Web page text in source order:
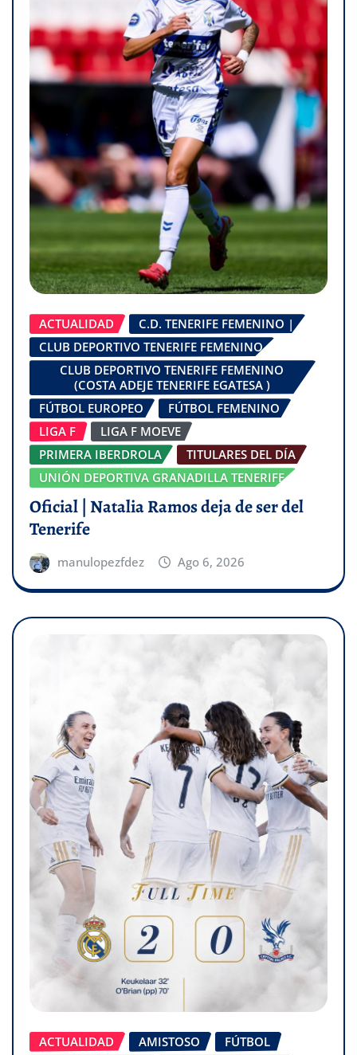
ACTUALIDAD
C.D. TENERIFE FEMENINO |
CLUB DEPORTIVO TENERIFE FEMENINO
CLUB DEPORTIVO TENERIFE FEMENINO
(COSTA ADEJE TENERIFE EGATESA )
FÚTBOL EUROPEO
FÚTBOL FEMENINO
LIGA F
LIGA F MOEVE
PRIMERA IBERDROLA
TITULARES DEL DÍA
UNIÓN DEPORTIVA GRANADILLA TENERIFE
Oficial | Natalia Ramos deja de ser del
Tenerife
manulopezfdez Ago 6, 2026
ACTUALIDAD AMISTOSO
FÚTBOL